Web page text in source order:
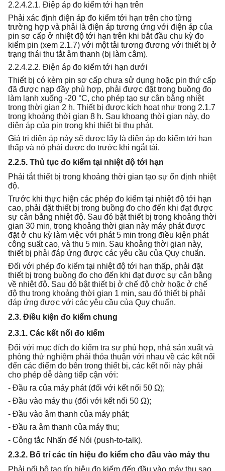
2.2.4.2.1. Điệp áp đo kiểm tới hạn trên
Phải xác định điện áp đo kiểm tới hạn trên cho từng
trường hợp và phải là điện áp tương ứng với điện áp của
pin sơ cấp ở nhiệt độ tới hạn trên khi bắt đầu chu kỳ đo
kiểm pin (xem 2.1.7) với một tải tương đương với thiết bị ở
trạng thái thu tắt âm thanh (bị làm câm).
2.2.4.2.2. Điện áp đo kiểm tới hạn dưới
Thiết bị có kèm pin sơ cấp chưa sử dụng hoặc pin thứ cấp
đã được nạp đầy phù hợp, phải được đặt trong buồng đo
làm lạnh xuống -20 °C, cho phép tạo sự cân bằng nhiệt
trong thời gian 2 h. Thiết bị được kích hoạt như trong 2.1.7
trong khoảng thời gian 8 h. Sau khoang thời gian này, đo
điện áp của pin trong khi thiết bị thu phát.
Giá trị điện áp này sẽ được lấy là điện áp đo kiểm tới hạn
thấp và nó phải được đo trước khi ngắt tải.
2.2.5. Thủ tục đo kiểm tại nhiệt độ tới hạn
Phải tắt thiết bị trong khoảng thời gian tạo sự ổn định nhiệt
độ.
Trước khi thực hiện các phép đo kiểm tại nhiệt độ tới hạn
cao, phải đặt thiết bị trong buồng đo cho đến khi đạt được
sự cân bằng nhiệt độ. Sau đó bật thiết bị trong khoảng thời
gian 30 min, trong khoảng thời gian này máy phát được
đặt ở chu kỳ làm việc với phát 5 min trong điều kiện phát
công suất cao, và thu 5 min. Sau khoảng thời gian này,
thiết bị phải đáp ứng được các yêu cầu của Quy chuẩn.
Đối với phép đo kiểm tại nhiệt độ tới hạn thấp, phải đặt
thiết bị trong buồng đo cho đến khi đạt được sự cân bằng
về nhiệt độ. Sau đó bật thiết bị ở chế độ chờ hoặc ở chế
độ thu trong khoảng thời gian 1 min, sau đó thiết bị phải
đáp ứng được với các yêu cầu của Quy chuẩn.
2.3. Điều kiện đo kiểm chung
2.3.1. Các kết nối đo kiểm
Đối với mục đích đo kiểm tra sự phù hợp, nhà sản xuất và
phòng thử nghiệm phải thỏa thuận với nhau về các kết nối
đến các điểm đo bên trong thiết bị, các kết nối này phải
cho phép dễ dàng tiếp cận với:
- Đầu ra của máy phát (đối với kết nối 50 Ω);
- Đầu vào máy thu (đối với kết nối 50 Ω);
- Đầu vào âm thanh của máy phát;
- Đầu ra âm thanh của máy thu;
- Công tắc Nhấn để Nói (push-to-talk).
2.3.2. Bố trí các tín hiệu đo kiểm cho đầu vào máy thu
Phải nối bộ tạo tín hiệu đo kiểm đến đầu vào máy thu sao